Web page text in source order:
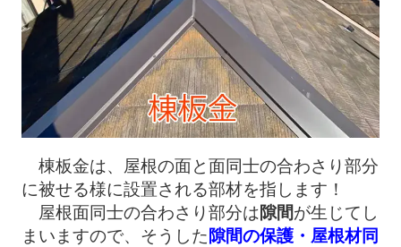
棟板金は、屋根の面と面同士の合わさり部分
に被せる様に設置される部材を指します！
屋根面同士の合わさり部分は隙間が生じてし
まいますので、そうした 隙間の保護・屋根材同